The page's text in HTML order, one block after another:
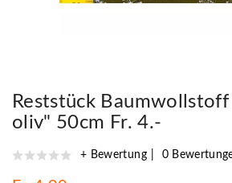
Reststück
oliv" 50cm Fr. 4.-
+ Bewertung 0